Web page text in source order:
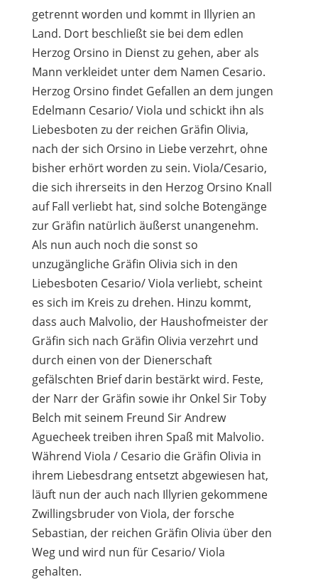
getrennt worden und kommt in Illyrien an
Land. Dort beschließt sie bei dem edlen
Herzog Orsino in Dienst zu gehen, aber als
Mann verkleidet unter dem Namen Cesario.
Herzog Orsino findet Gefallen an dem jungen
Edelmann Cesario/ Viola und schickt ihn als
Liebesboten zu der reichen Gräfin Olivia,
nach der sich Orsino in Liebe verzehrt, ohne
bisher erhört worden zu sein. Viola/Cesario,
die sich ihrerseits in den Herzog Orsino Knall
auf Fall verliebt hat, sind solche Botengänge
zur Gräfin natürlich äußerst unangenehm.
Als nun auch noch die sonst so
unzugängliche Gräfin Olivia sich in den
Liebesboten Cesario/ Viola verliebt, scheint
es sich im Kreis zu drehen. Hinzu kommt,
dass auch Malvolio, der Haushofmeister der
Gräfin sich nach Gräfin Olivia verzehrt und
durch einen von der Dienerschaft
gefälschten Brief darin bestärkt wird. Feste,
der Narr der Gräfin sowie ihr Onkel Sir Toby
Belch mit seinem Freund Sir Andrew
Aguecheek treiben ihren Spaß mit Malvolio.
Während Viola / Cesario die Gräfin Olivia in
ihrem Liebesdrang entsetzt abgewiesen hat,
läuft nun der auch nach Illyrien gekommene
Zwillingsbruder von Viola, der forsche
Sebastian, der reichen Gräfin Olivia über den
Weg und wird nun für Cesario/ Viola
gehalten.